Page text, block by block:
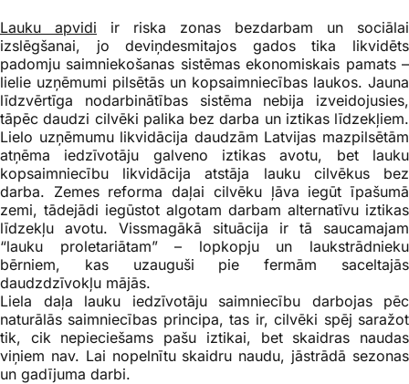
Lauku apvidi ir riska zonas bezdarbam un sociālai
izslēgšanai, jo deviņdesmitajos gados tika likvidēts
padomju saimniekošanas sistēmas ekonomiskais pamats –
lielie uzņēmumi pilsētās un kopsaimniecības laukos. Jauna
līdzvērtīga nodarbinātības sistēma nebija izveidojusies,
tāpēc daudzi cilvēki palika bez darba un iztikas līdzekļiem.
Lielo uzņēmumu likvidācija daudzām Latvijas mazpilsētām
atņēma iedzīvotāju galveno iztikas avotu, bet lauku
kopsaimniecību likvidācija atstāja lauku cilvēkus bez
darba. Zemes reforma daļai cilvēku ļāva iegūt īpašumā
zemi, tādejādi iegūstot algotam darbam alternatīvu iztikas
līdzekļu avotu. Vissmagākā situācija ir tā saucamajam
“lauku proletariātam” – lopkopju un laukstrādnieku
bērniem, kas uzauguši pie fermām saceltajās
daudzdzīvokļu mājās.
Liela daļa lauku iedzīvotāju saimniecību darbojas pēc
naturālās saimniecības principa, tas ir, cilvēki spēj saražot
tik, cik nepieciešams pašu iztikai, bet skaidras naudas
viņiem nav. Lai nopelnītu skaidru naudu, jāstrādā sezonas
un gadījuma darbi.